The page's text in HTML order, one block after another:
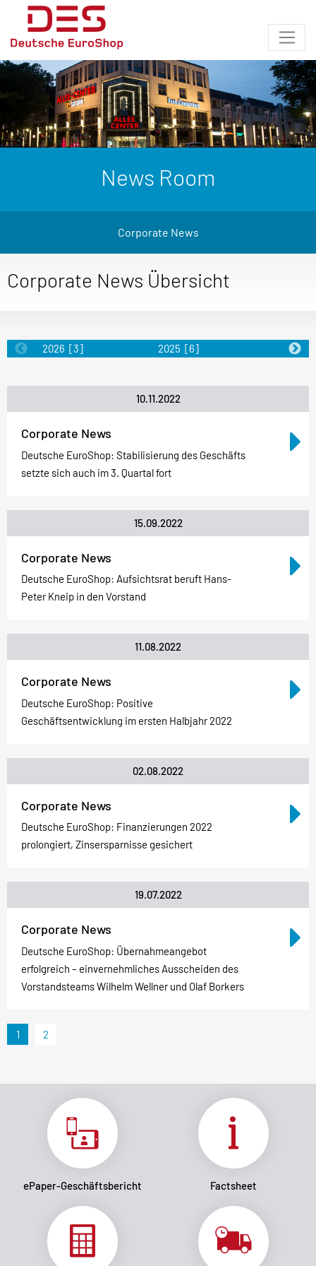
News Room
Corporate News
Corporate News Übersicht
2026 [3] 2025 [6] 2024[5]
10.11.2022
Corporate News
Deutsche EuroShop: Stabilisierung des Geschäfts
setzte sich auch im 3. Quartal fort
15.09.2022
Corporate News
Deutsche EuroShop: Aufsichtsrat beruft Hans-
Peter Kneip in den Vorstand
11.08.2022
Corporate News
Deutsche EuroShop: Positive
Geschäftsentwicklung im ersten Halbjahr 2022
02.08.2022
Corporate News
Deutsche EuroShop: Finanzierungen 2022
prolongiert, Zinsersparnisse gesichert
19.07.2022
Corporate News
Deutsche EuroShop: Übernahmeangebot
erfolgreich – einvernehmliches Ausscheiden des
Vorstandsteams Wilhelm Wellner und Olaf Borkers
1 2
ePaper-Geschäftsbericht Factsheet